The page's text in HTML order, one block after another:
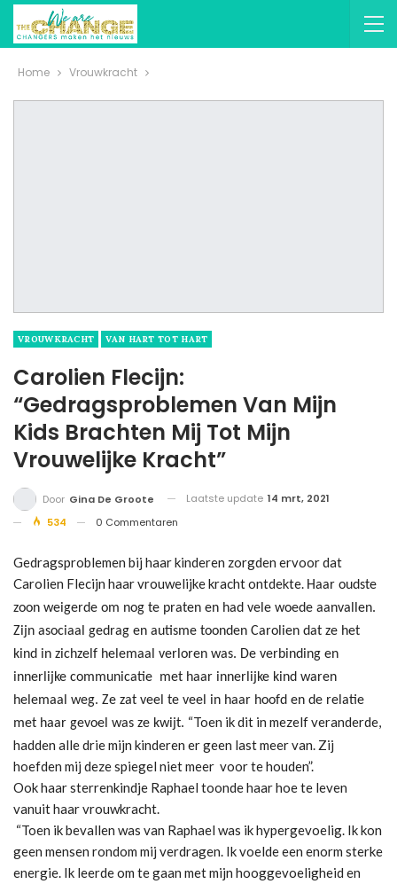
Home Vrouwkracht
VROUWKRACHT VAN HART TOT HART
Carolien Flecijn:
“Gedragsproblemen Van Mijn
Kids Brachten Mij Tot Mijn
Vrouwelijke Kracht”
Door Gina De Groote Laatste update 14 mrt, 2021
534
0 Commentaren
Gedragsproblemen bij haar kinderen zorgden ervoor dat
Carolien Flecijn haar vrouwelijke kracht ontdekte. Haar oudste
zoon weigerde om nog te praten en had vele woede aanvallen.
Zijn asociaal gedrag en autisme toonden Carolien dat ze het
kind in zichzelf helemaal verloren was. De verbinding en
innerlijke communicatie met haar innerlijke kind waren
helemaal weg. Ze zat veel te veel in haar hoofd en de relatie
met haar gevoel was ze kwijt. “Toen ik dit in mezelf veranderde,
hadden alle drie mijn kinderen er geen last meer van. Zij
hoefden mij deze spiegel niet meer voor te houden”.
Ook haar sterrenkindje Raphael toonde haar hoe te leven
vanuit haar vrouwkracht.
“Toen ik bevallen was van Raphael was ik hypergevoelig. Ik kon
geen mensen rondom mij verdragen. Ik voelde een enorm sterke
energie. Ik leerde om te gaan met mijn hooggevoeligheid en